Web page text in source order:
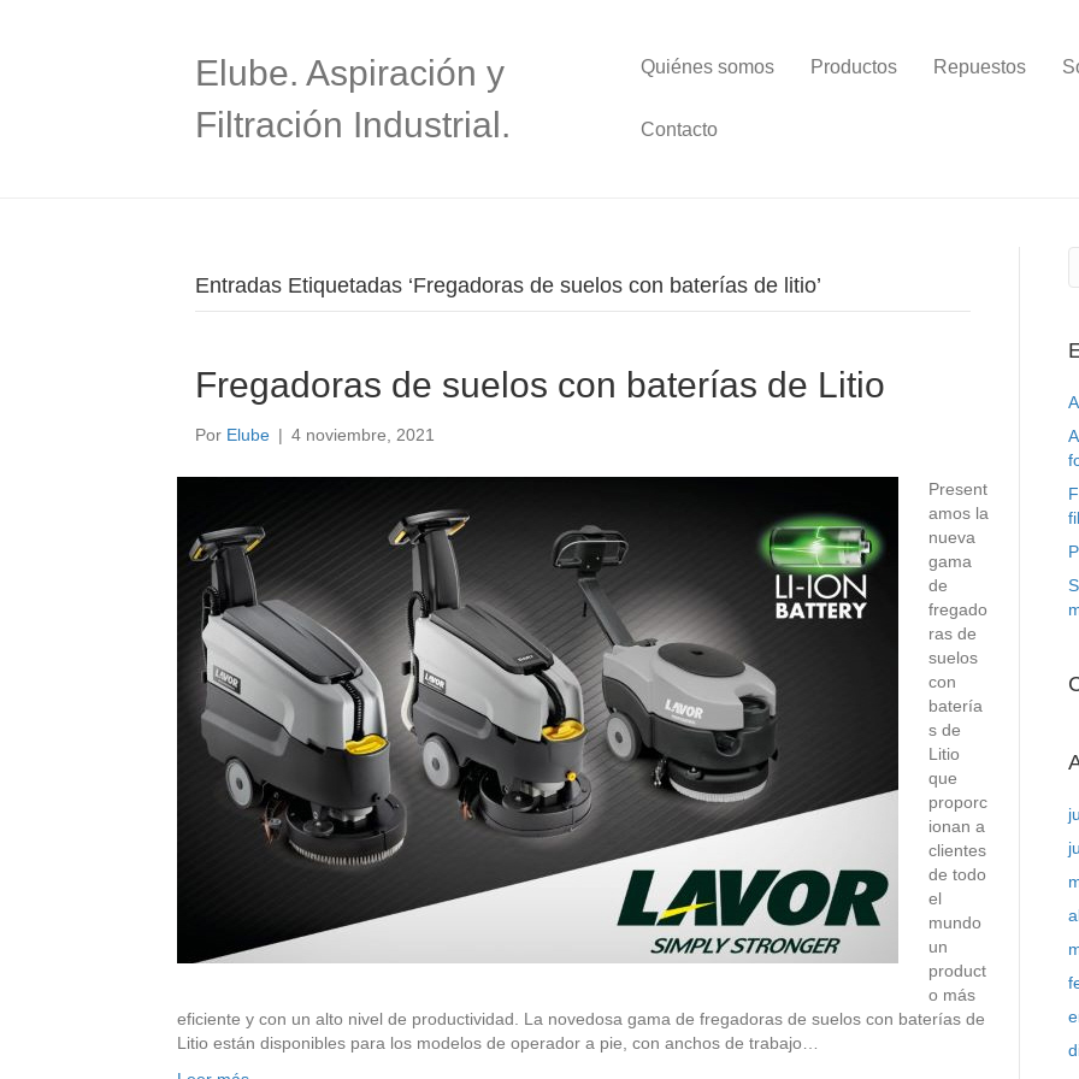
Elube. Aspiración y
Filtración Industrial.
Quiénes somos Productos Repuestos
Contacto
Entradas Etiquetadas ‘Fregadoras de suelos con baterías de litio’
Fregadoras de suelos con baterías de Litio
Por Elube | 4 noviembre, 2021
Present
amos la
nueva
gama
de
fregado
ras de
suelos
con
batería
s de
Litio
que
proporc
ionan a
clientes
de todo
el
mundo
un
product
o más
eficiente y con un alto nivel de productividad. La novedosa gama de fregadoras de suelos con baterías de
Litio están disponibles para los modelos de operador a pie, con anchos de trabajo…